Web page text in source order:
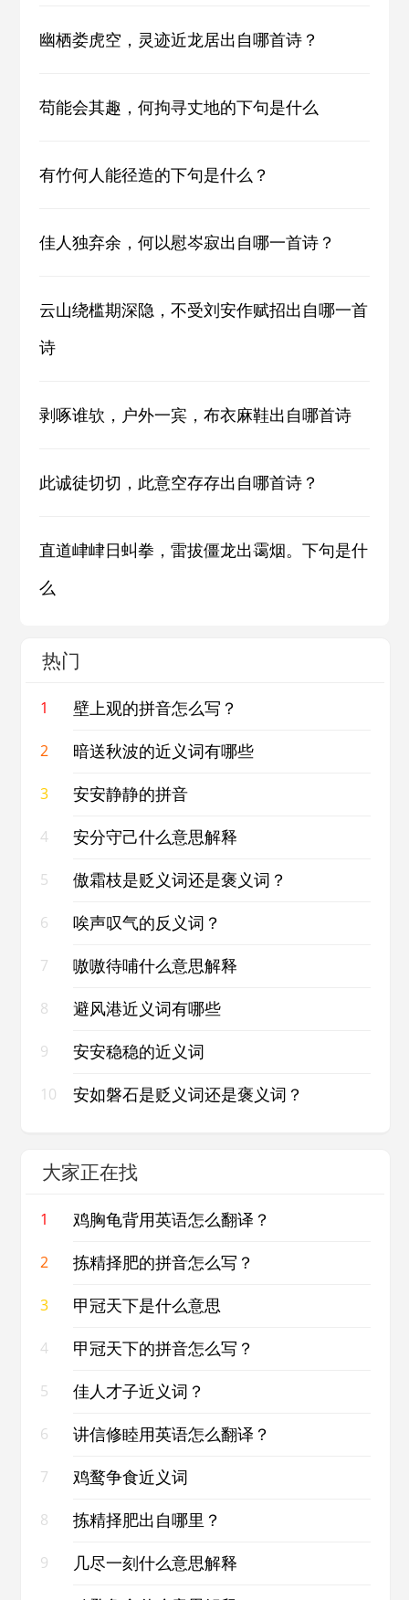
幽栖娄虎空，灵迹近龙居出自哪首诗？
苟能会其趣，何拘寻丈地的下句是什么
有竹何人能径造的下句是什么？
佳人独弃余，何以慰岑寂出自哪一首诗？
云山绕槛期深隐，不受刘安作赋招出自哪一首
诗
剥啄谁欤，户外一宾，布衣麻鞋出自哪首诗
此诚徒切切，此意空存存出自哪首诗？
直道峍峍日虯拳，雷拔僵龙出霭烟。下句是什
么
热门
1 壁上观的拼音怎么写？
2 暗送秋波的近义词有哪些
3 安安静静的拼音
4 安分守己什么意思解释
5 傲霜枝是贬义词还是褒义词？
6 唉声叹气的反义词？
7 嗷嗷待哺什么意思解释
8 避风港近义词有哪些
9 安安稳稳的近义词
10 安如磐石是贬义词还是褒义词？
大家正在找
1 鸡胸龟背用英语怎么翻译？
2 拣精择肥的拼音怎么写？
3 甲冠天下是什么意思
4 甲冠天下的拼音怎么写？
5 佳人才子近义词？
6 讲信修睦用英语怎么翻译？
7 鸡鹜争食近义词
8 拣精择肥出自哪里？
9 几尽一刻什么意思解释